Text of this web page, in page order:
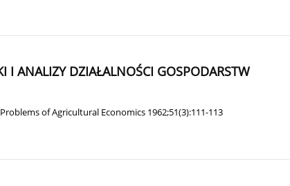
I ANALIZY DZIAŁALNOŚCI GOSPODARSTW
of Agricultural Economics 1962;51(3):111-113